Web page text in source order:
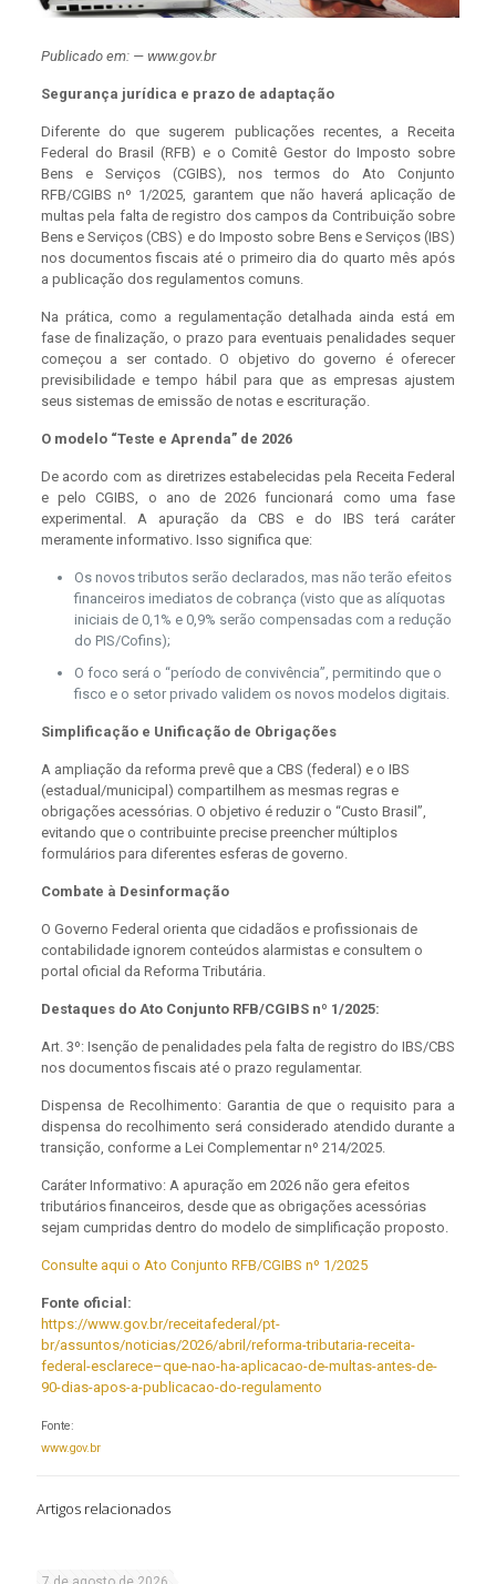
Publicado em: — www.gov.br
Segurança jurídica e prazo de adaptação
Diferente do que sugerem publicações recentes, a Receita
Federal do Brasil (RFB) e o Comitê Gestor do Imposto sobre
Bens e Serviços (CGIBS), nos termos do Ato Conjunto
RFB/CGIBS nº 1/2025, garantem que não haverá aplicação de
multas pela falta de registro dos campos da Contribuição sobre
Bens e Serviços (CBS) e do Imposto sobre Bens e Serviços (IBS)
nos documentos fiscais até o primeiro dia do quarto mês após
a publicação dos regulamentos comuns.
Na prática, como a regulamentação detalhada ainda está em
fase de finalização, o prazo para eventuais penalidades sequer
começou a ser contado. O objetivo do governo é oferecer
previsibilidade e tempo hábil para que as empresas ajustem
seus sistemas de emissão de notas e escrituração.
O modelo “Teste e Aprenda” de 2026
De acordo com as diretrizes estabelecidas pela Receita Federal
e pelo CGIBS, o ano de 2026 funcionará como uma fase
experimental. A apuração da CBS e do IBS terá caráter
meramente informativo. Isso significa que:
Os novos tributos serão declarados, mas não terão efeitos
financeiros imediatos de cobrança (visto que as alíquotas
iniciais de 0,1% e 0,9% serão compensadas com a redução
do PIS/Cofins);
O foco será o “período de convivência”, permitindo que o
fisco e o setor privado validem os novos modelos digitais.
Simplificação e Unificação de Obrigações
A ampliação da reforma prevê que a CBS (federal) e o IBS
(estadual/municipal) compartilhem as mesmas regras e
obrigações acessórias. O objetivo é reduzir o “Custo Brasil”,
evitando que o contribuinte precise preencher múltiplos
formulários para diferentes esferas de governo.
Combate à Desinformação
O Governo Federal orienta que cidadãos e profissionais de
contabilidade ignorem conteúdos alarmistas e consultem o
portal oficial da Reforma Tributária.
Destaques do Ato Conjunto RFB/CGIBS nº 1/2025:
Art. 3º: Isenção de penalidades pela falta de registro do IBS/CBS
nos documentos fiscais até o prazo regulamentar.
Dispensa de Recolhimento: Garantia de que o requisito para a
dispensa do recolhimento será considerado atendido durante a
transição, conforme a Lei Complementar nº 214/2025.
Caráter Informativo: A apuração em 2026 não gera efeitos
tributários financeiros, desde que as obrigações acessórias
sejam cumpridas dentro do modelo de simplificação proposto.
Consulte aqui o Ato Conjunto RFB/CGIBS nº 1/2025
Fonte oficial:
https://www.gov.br/receitafederal/pt-
br/assuntos/noticias/2026/abril/reforma-tributaria-receita-
federal-esclarece–que-nao-ha-aplicacao-de-multas-antes-de-
90-dias-apos-a-publicacao-do-regulamento
Fonte:
www.gov.br
Artigos relacionados